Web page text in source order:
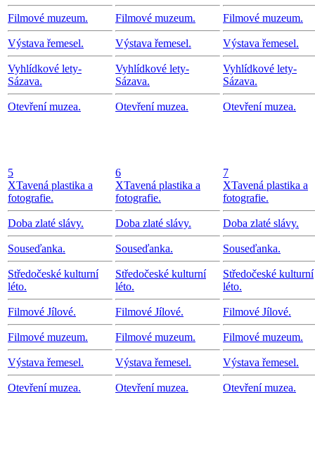
Filmové muzeum.
Výstava řemesel.
Vyhlídkové lety-
Sázava.
Otevření muzea.
Filmové muzeum.
Výstava řemesel.
Vyhlídkové lety-
Sázava.
Otevření muzea.
Filmové muzeum.
Výstava řemesel.
Vyhlídkové lety-
Sázava.
Otevření muzea.
5
XTavená plastika a
fotografie.
Doba zlaté slávy.
Souseďanka.
Středočeské kulturní
léto.
Filmové Jílové.
Filmové muzeum.
Výstava řemesel.
Otevření muzea.
6
XTavená plastika a
fotografie.
Doba zlaté slávy.
Souseďanka.
Středočeské kulturní
léto.
Filmové Jílové.
Filmové muzeum.
Výstava řemesel.
Otevření muzea.
7
XTavená plastika a
fotografie.
Doba zlaté slávy.
Souseďanka.
Středočeské kulturní
léto.
Filmové Jílové.
Filmové muzeum.
Výstava řemesel.
Otevření muzea.